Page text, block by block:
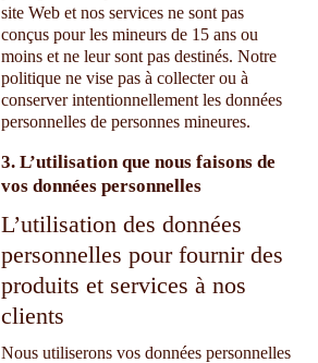
site Web et nos services ne sont pas
conçus pour les mineurs de 15 ans ou
moins et ne leur sont pas destinés. Notre
politique ne vise pas à collecter ou à
conserver intentionnellement les données
personnelles de personnes mineures.
3. L’utilisation que nous faisons de
vos données personnelles
L’utilisation des données
personnelles pour fournir des
produits et services à nos
clients
Nous utiliserons vos données personnelles